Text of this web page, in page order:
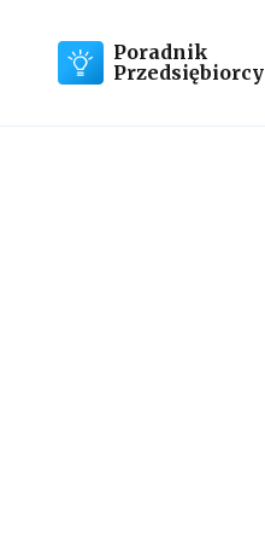
Poradnik
Przedsiębiorcy